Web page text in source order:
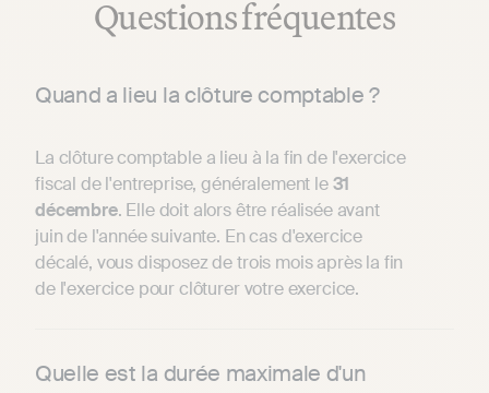
Questions fréquentes
Quand a lieu la clôture comptable ?
La clôture comptable a lieu à la fin de l'exercice
fiscal de l'entreprise, généralement le31
décembre. Elle doit alors être réalisée avant
juin de l'année suivante. En cas d'exercice
décalé, vous disposez de trois mois après la fin
de l'exercice pour clôturer votre exercice.
Quelle est la durée maximale d'un